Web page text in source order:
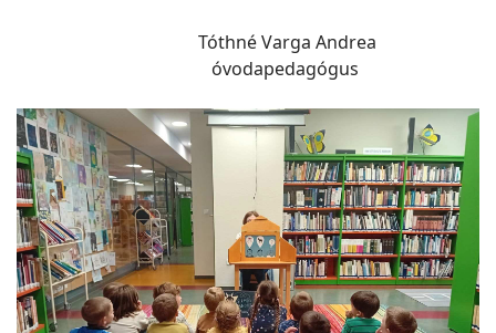
Tóthné Varga Andrea
óvodapedagógus